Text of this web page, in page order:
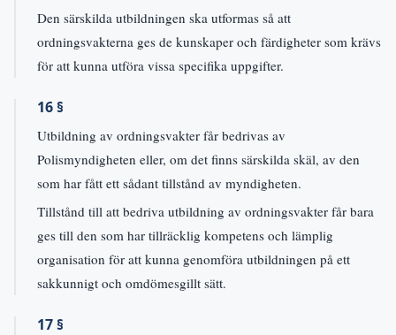
Den särskilda utbildningen ska utformas så att
ordningsvakterna ges de kunskaper och färdigheter som krävs
för att kunna utföra vissa specifika uppgifter.
16 §
Utbildning av ordningsvakter får bedrivas av
Polismyndigheten eller, om det finns särskilda skäl, av den
som har fått ett sådant tillstånd av myndigheten.
Tillstånd till att bedriva utbildning av ordningsvakter får bara
ges till den som har tillräcklig kompetens och lämplig
organisation för att kunna genomföra utbildningen på ett
sakkunnigt och omdömesgillt sätt.
17 §